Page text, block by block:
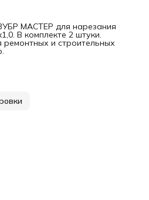
МАСТЕР для нарезания
В комплекте 2 штуки.
и строительных